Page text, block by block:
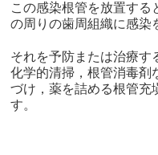
この感染根管を放置する
の周りの歯周組織に感染
それを予防または治療す
化学的清掃，根管消毒剤
づけ，薬を詰める根管充
す。